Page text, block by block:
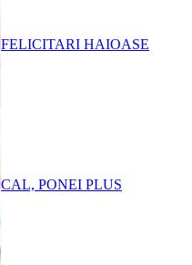
FELICITARI HAIOASE
CAL, PONEI PLUS